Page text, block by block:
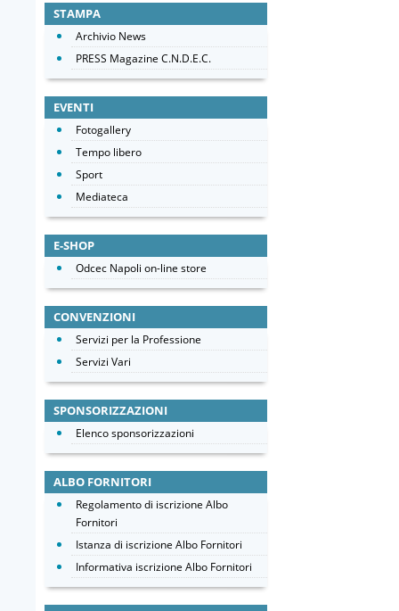
STAMPA
Archivio News
PRESS Magazine C.N.D.E.C.
EVENTI
Fotogallery
Tempo libero
Sport
Mediateca
E-SHOP
Odcec Napoli on-line store
CONVENZIONI
Servizi per la Professione
Servizi Vari
SPONSORIZZAZIONI
Elenco sponsorizzazioni
ALBO FORNITORI
Regolamento di iscrizione Albo
Fornitori
Istanza di iscrizione Albo Fornitori
Informativa iscrizione Albo Fornitori